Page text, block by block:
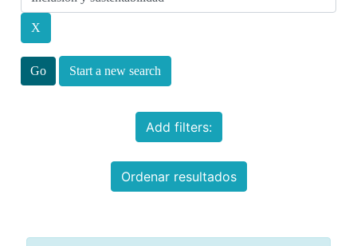
Start a new search
Add filters:
Ordenar resultados